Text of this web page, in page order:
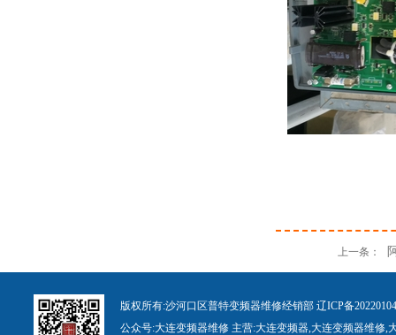
上一条：
版权所有:沙河口区普特变频器维修经销部 辽ICP备20
公众号:大连变频器维修 主营:大连变频器,大连变频器维修,